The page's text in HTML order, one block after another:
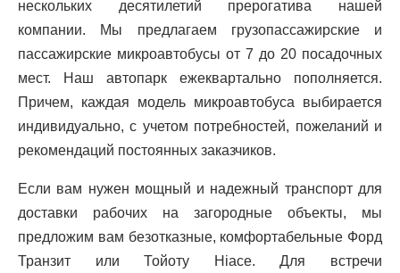
нескольких десятилетий прерогатива нашей
компании. Мы предлагаем грузопассажирские и
пассажирские микроавтобусы от 7 до 20 посадочных
мест. Наш автопарк ежеквартально пополняется.
Причем, каждая модель микроавтобуса выбирается
индивидуально, с учетом потребностей, пожеланий и
рекомендаций постоянных заказчиков.
Если вам нужен мощный и надежный транспорт для
доставки рабочих на загородные объекты, мы
предложим вам безотказные, комфортабельные Форд
Транзит или Тойоту Hiace. Для встречи